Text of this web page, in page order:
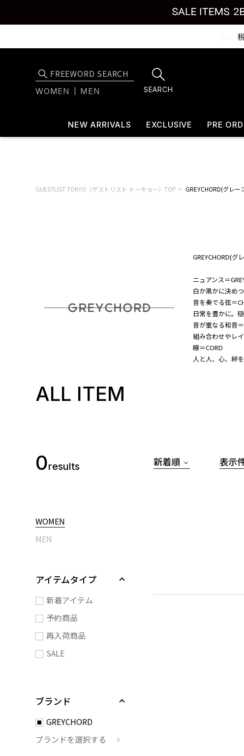
WOMEN MEN SEARCH
NEW ARRIVALS EXCLUSIVE PRE
GUESTLIST TOKYO（ゲストリスト トーキョー）TOP GREYCHORD(グレー
GREYCHORD(グ
ニュアンス＝
白か黒かに決め
音を奏でる弦＝
日常を豊かに。
音が重なる和音
組み合わせやレ
線＝CORD
人と人、心、絆
ALL ITEM
0results
WOMEN
MEN
アイテムタイプ
新着アイテム
予約商品
再入荷商品
SALE
ブランド
GREYCHORD
ブランドを選択する
新着順 表示